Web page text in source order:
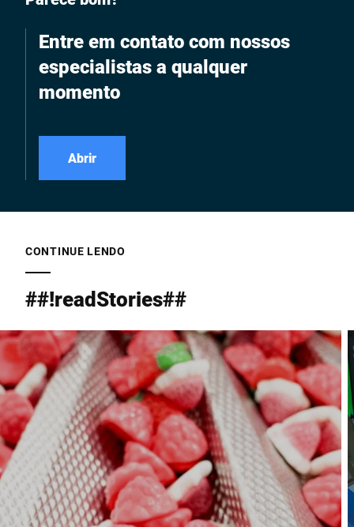
Entre em contato com nossos
especialistas a qualquer
momento
Abrir
CONTINUE LENDO
##!readStories##